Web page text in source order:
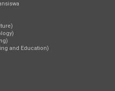
and Education)